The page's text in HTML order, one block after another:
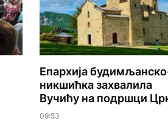
Епархија
никшићка захвалила
Вучићу на подршци
09:53